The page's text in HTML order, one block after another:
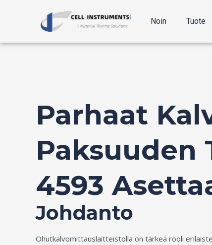
Noin Tuote
Parhaat
Paksuuden
4593
Johdanto
Ohutkalvomittauslaitteistolla on tärkeä rooli